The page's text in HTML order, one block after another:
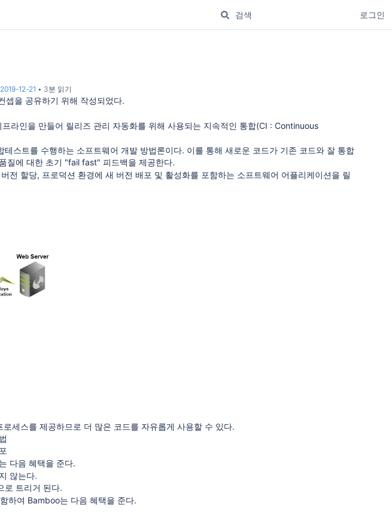
로그인
2019-12-21 3분 읽기
을 공유하기 위해 작성되었다.
라인을 만들어 릴리즈 관리 자동화를 위해 사용되는 지속적인 통합(CI : Continuous
스트를 수행하는 소프트웨어 개발 방법론이다. 이를 통해 새로운 코드가 기존 코드와 잘 통합
질에 대한 초기 "fail fast" 피드백을 제공한다.
전 할당, 프로덕션 환경에 새 버전 배포 및 활성화를 포함하는 소프트웨어 어플리케이션을 릴
세스를 제공하므로 더 많은 코드를 자유롭게 사용할 수 있다.
다음 혜택을 준다.
않는다.
로 트리거 된다.
하여 Bamboo는 다음 혜택을 준다.